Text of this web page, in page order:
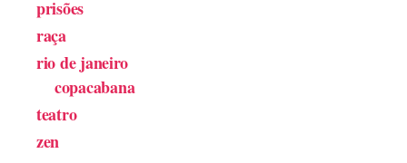
prisões
raça
rio de janeiro
copacabana
teatro
zen